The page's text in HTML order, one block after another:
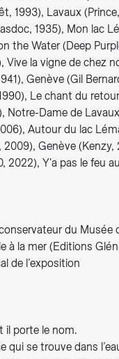
1993), Lavaux
1935), Mon lac
the Water (Deep
la vigne de chez
Genève (Gil
Le chant du
Dame de
Autour du lac
Genève (Kenzy,
2022), Y'a pas le feu
du
à la mer (Editions
de l’exposition
il porte le nom.
qui se trouve dans